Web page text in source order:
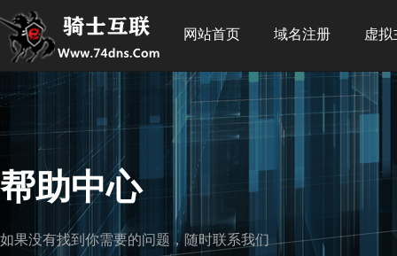
网站首页 域名注册 虚拟
帮助中心
如果没有找到你需要的问题，随时联系我们